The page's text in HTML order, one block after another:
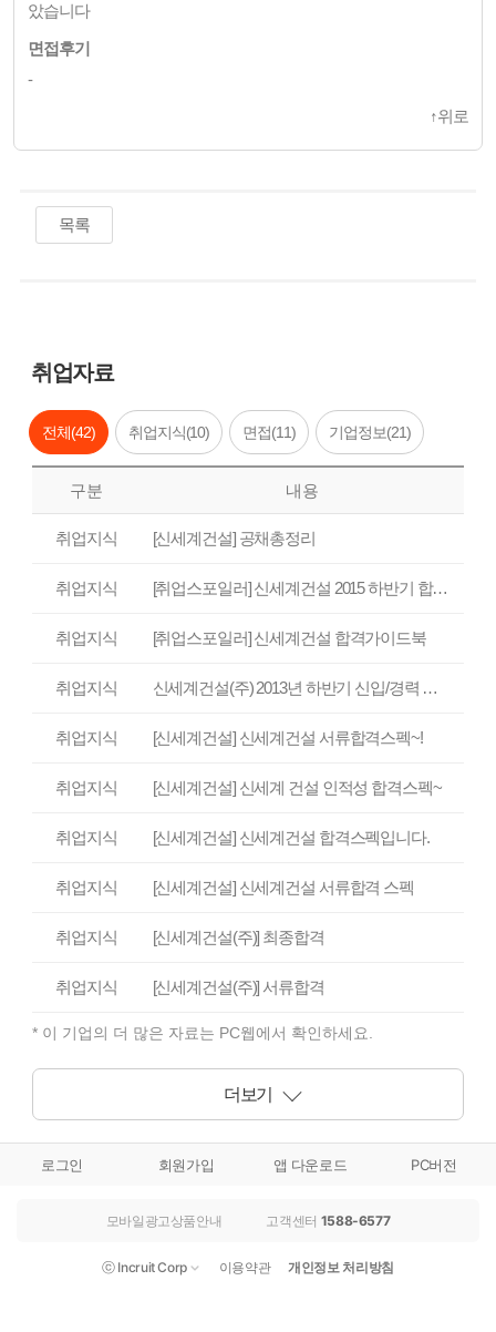
았습니다
면접후기
-
↑위로
목록
취업자료
전체(42) 취업지식(10) 면접(11) 기업정보(21)
구분 내용
취업지식 [신세계건설] 공채총정리
취업지식 [취업스포일러] 신세계건설 2015 하반기 합격가이드북
취업지식 [취업스포일러] 신세계건설 합격가이드북
취업지식 신세계건설(주) 2013년 하반기 신입/경력 자기소개서
취업지식 [신세계건설] 신세계건설 서류합격스펙~!
취업지식 [신세계건설] 신세계 건설 인적성 합격스펙~
취업지식 [신세계건설] 신세계건설 합격스펙입니다.
취업지식 [신세계건설] 신세계건설 서류합격 스펙
취업지식 [신세계건설(주)] 최종합격
취업지식 [신세계건설(주)] 서류합격
* 이 기업의 더 많은 자료는 PC웹에서 확인하세요.
더보기
로그인 회원가입 앱 다운로드 PC버전
모바일광고상품안내 고객센터 1588-6577
ⓒ Incruit Corp 이용약관 개인정보 처리방침